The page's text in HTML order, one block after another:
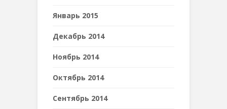
Январь 2015
Декабрь 2014
Ноябрь 2014
Октябрь 2014
Сентябрь 2014